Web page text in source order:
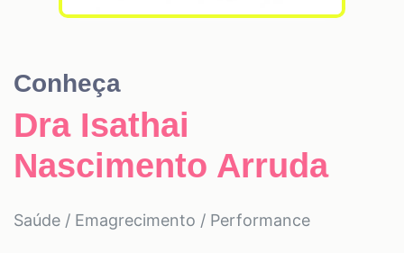
Conheça
Dra Isathai
Nascimento Arruda
Saúde / Emagrecimento / Performance